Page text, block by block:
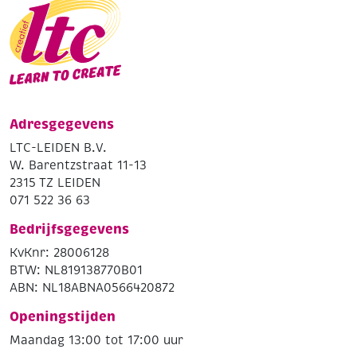
Adresgegevens
LTC-LEIDEN B.V.
W. Barentzstraat 11-13
2315 TZ LEIDEN
071 522 36 63
Bedrijfsgegevens
KvKnr: 28006128
BTW: NL819138770B01
ABN: NL18ABNA0566420872
Openingstijden
Maandag 13:00 tot 17:00 uur